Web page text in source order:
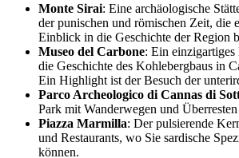
Monte Sirai: Eine archäologische
der punischen und römischen Zeit, die
Einblick in die Geschichte der Region
Museo del Carbone: Ein einzigartiges
die Geschichte des Kohlebergbaus in
Ein Highlight ist der Besuch der
Parco Archeologico di Cannas di
Park mit Wanderwegen und
Piazza Marmilla: Der pulsierende
und Restaurants, wo Sie sardische
können.